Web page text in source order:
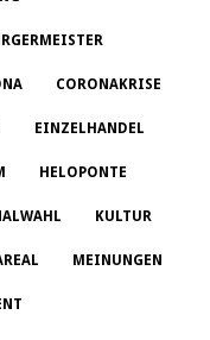
CORONAKRISE
EINZELHANDEL
HELOPONTE
KULTUR
MEINUNGEN